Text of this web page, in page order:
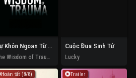
Sự Khôn Ngoan Từ Tổn Thương
The Wisdom of Trauma
Cuộc Đua Sinh Tử
Lucky
Hoàn tất (8/8) Trailer